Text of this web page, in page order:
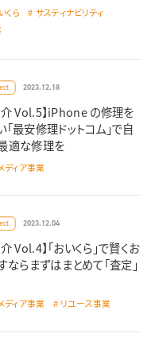
くら サスティナビリティ
2023.12.18
介 Vol.5】iPhone の修理を
最安修理ドットコム」で自
適な修理を
ディア事業
2023.12.04
Vol.4】「おいくら」で賢くお
ならまずはまとめて「査定」
ディア事業 リユース事業